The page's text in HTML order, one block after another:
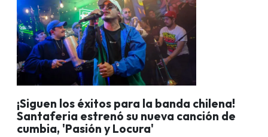
¡Siguen los éxitos para la banda chilena!
Santaferia estrenó su nueva canción de
cumbia, 'Pasión y Locura'